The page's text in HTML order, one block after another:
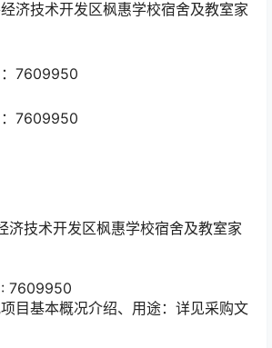
济技术开发区枫惠学校宿舍及教室家
7609950
7609950
技术开发区枫惠学校宿舍及教室家
7609950
目基本概况介绍、用途：详见采购文